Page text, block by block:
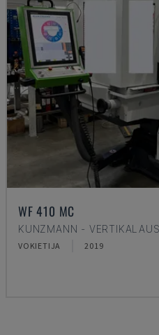
WF 410 MC
KUNZMANN -
VOKIETIJA 2019